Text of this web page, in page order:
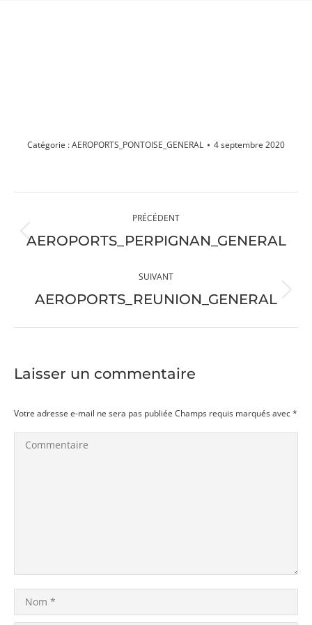
Catégorie :AEROPORTS_PONTOISE_GENERAL 4 septembre 2020
album
PRÉCÉDENT
Album
:
AEROPORTS_PERPIGNAN_GENERAL
SUIVANT
Album
:
AEROPORTS_REUNION_GENERAL
Laisser un commentaire
Votre adresse e-mail ne sera pas publiée Champs requis marqués avec*
Commentaire
Nom *